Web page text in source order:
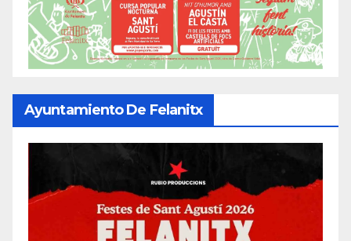
Ayuntamiento De Felanitx